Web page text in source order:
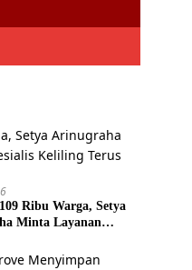
Ribu Warga, Setya
Minta Layanan